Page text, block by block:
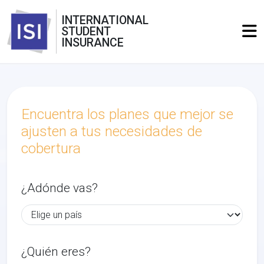
INTERNATIONAL
STUDENT
INSURANCE
Encuentra los planes que mejor se
ajusten a tus necesidades de
cobertura
¿Adónde vas?
¿Quién eres?